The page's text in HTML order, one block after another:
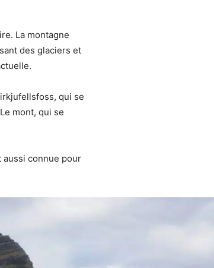
La montagne
des glaciers et
qui se
mont, qui se
aussi connue pour